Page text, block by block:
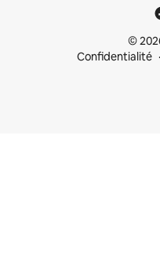
©
Confidentialité